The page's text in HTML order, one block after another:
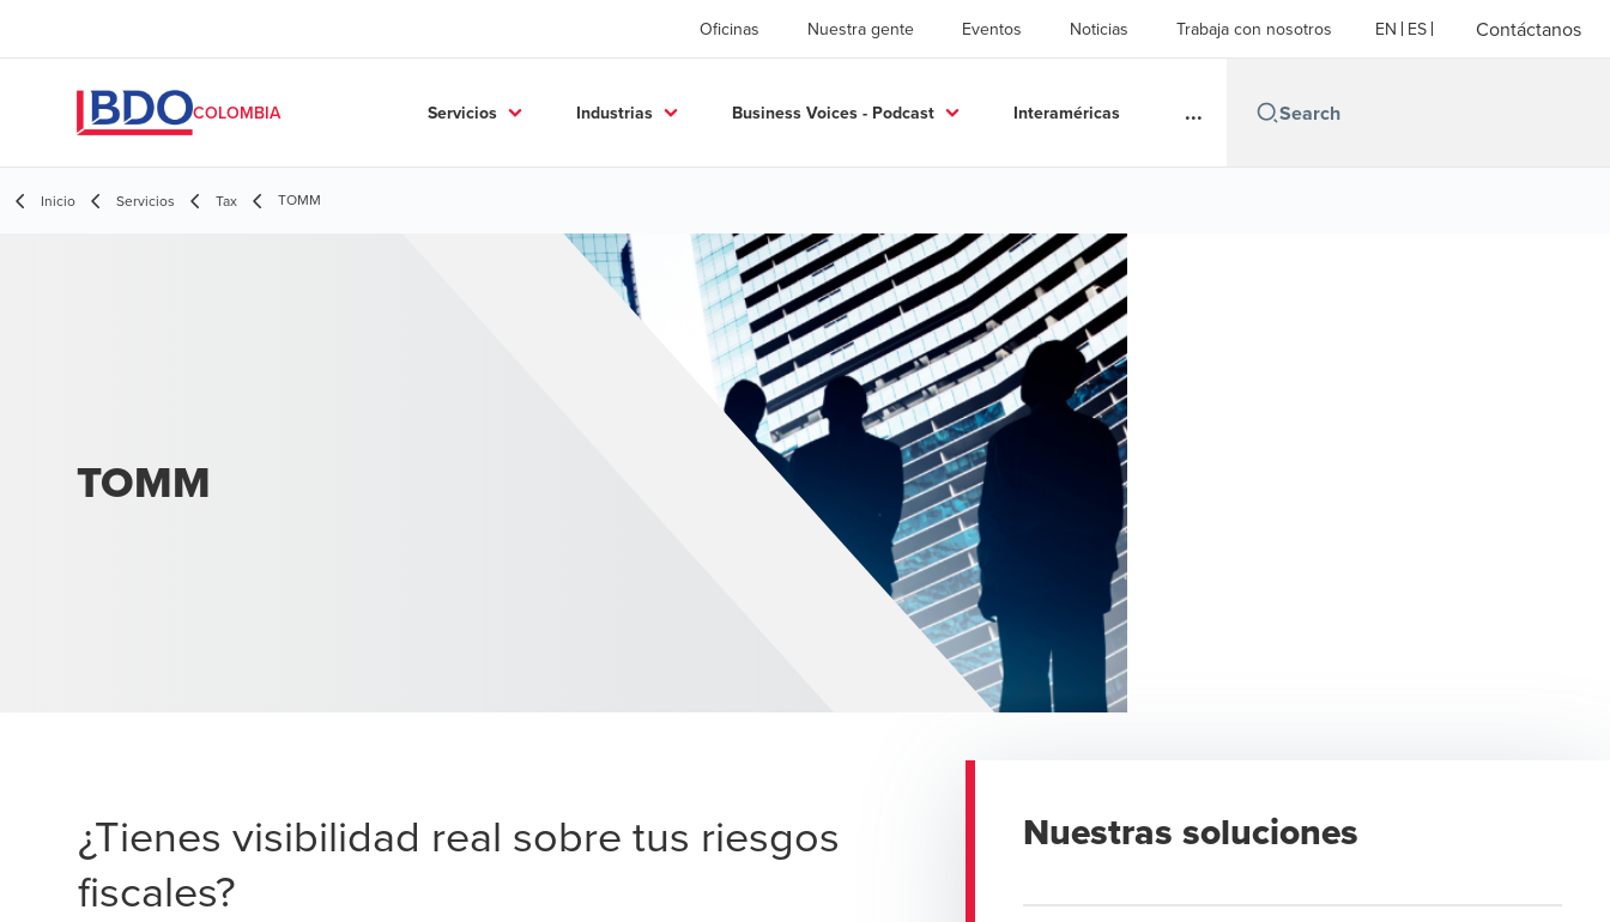
Oficinas Nuestra gente Eventos Noticias Trabaja con nosotros EN ES Contáctanos
COLOMBIA Servicios Industrias Business Voices - Podcast Interaméricas ...
Inicio Servicios Tax TOMM
TOMM
¿Tienes visibilidad real sobre tus riesgos
fiscales?
Nuestras soluciones